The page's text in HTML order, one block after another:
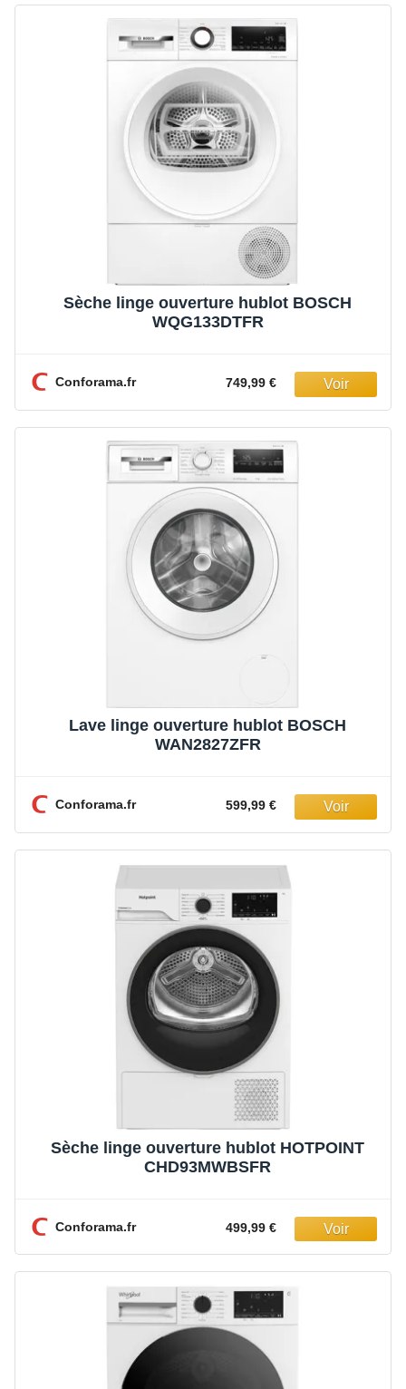
Sèche linge ouverture hublot BOSCH
WQG133DTFR
Conforama.fr 749,99 €
Lave linge ouverture hublot BOSCH
WAN2827ZFR
Conforama.fr 599,99 €
Sèche linge ouverture hublot HOTPOINT
CHD93MWBSFR
Conforama.fr 499,99 €